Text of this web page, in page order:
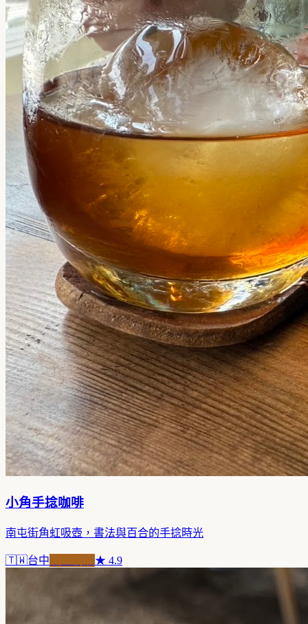
小角手捻咖啡
南屯街角虹吸壺，書法與百合的手捻時光
🇹🇼台中 ★ 4.9